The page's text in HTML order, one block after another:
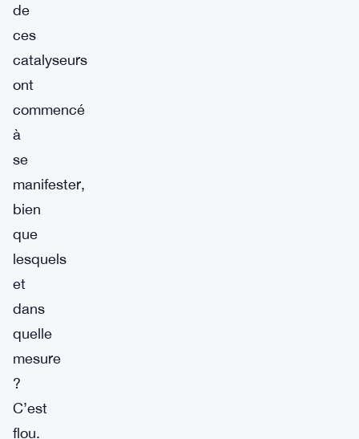
de
ces
catalyseurs
ont
commencé
à
se
manifester,
bien
que
lesquels
et
dans
quelle
mesure
?
C’est
flou.